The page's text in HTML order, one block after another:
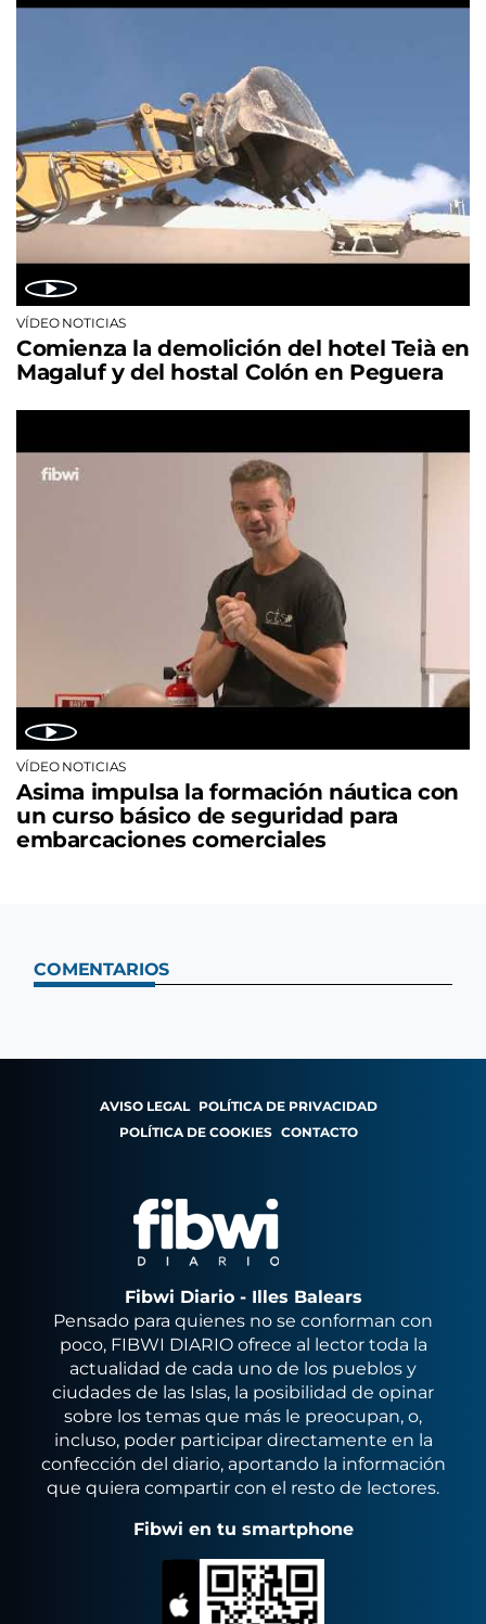
VÍDEO NOTICIAS
Comienza la demolición del hotel Teià en
Magaluf y del hostal Colón en Peguera
VÍDEO NOTICIAS
Asima impulsa la formación náutica con
un curso básico de seguridad para
embarcaciones comerciales
COMENTARIOS
AVISO LEGAL POLÍTICA DE PRIVACIDAD
POLÍTICA DE COOKIES CONTACTO
Fibwi Diario - Illes Balears
Pensado para quienes no se conforman con
poco, FIBWI DIARIO ofrece al lector toda la
actualidad de cada uno de los pueblos y
ciudades de las Islas, la posibilidad de opinar
sobre los temas que más le preocupan, o,
incluso, poder participar directamente en la
confección del diario, aportando la información
que quiera compartir con el resto de lectores.
Fibwi en tu smartphone